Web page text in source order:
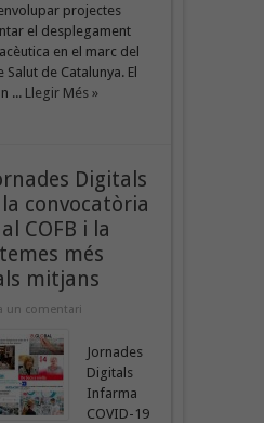
projectes
el desplegament
en el marc del
de Catalunya. El
... Llegir Més »
Digitals
convocatòria
COFB i la
més
mitjans
un comentari
Jornades
Digitals
Infarma
COVID-19